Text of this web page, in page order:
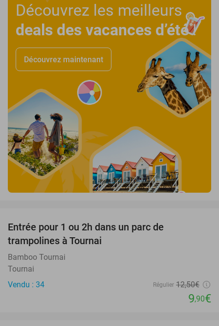
Découvrez les meilleurs
deals des vacances d’été!
Découvrez maintenant
Entrée pour 1 ou 2h dans un parc de
trampolines à Tournai
Bamboo Tournai
Tournai
Vendu : 34
Régulier 12,50€
9,90€